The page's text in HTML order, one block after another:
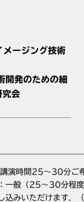
ージング技術
開発のための細
究会
講演時間25〜30分ご
一般（25〜30分程
みいただけます．